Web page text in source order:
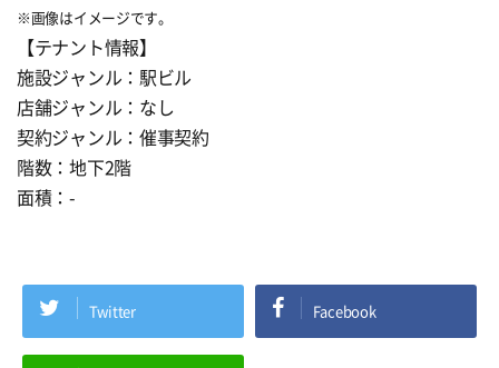
※画像はイメージです。
【テナント情報】
施設ジャンル：駅ビル
店舗ジャンル：なし
契約ジャンル：催事契約
階数：地下2階
面積：-
Twitter Facebook